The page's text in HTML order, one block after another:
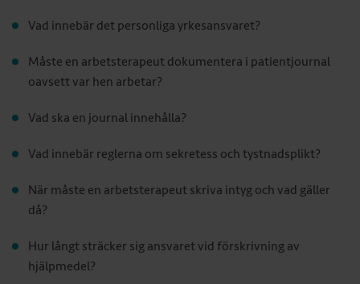
Vad innebär det personliga yrkesansvaret?
Måste en arbetsterapeut dokumentera i patientjournal
oavsett var hen arbetar?
Vad ska en journal innehålla?
Vad innebär reglerna om sekretess och tystnadsplikt?
När måste en arbetsterapeut skriva intyg och vad gäller
då?
Hur långt sträcker sig ansvaret vid förskrivning av
hjälpmedel?